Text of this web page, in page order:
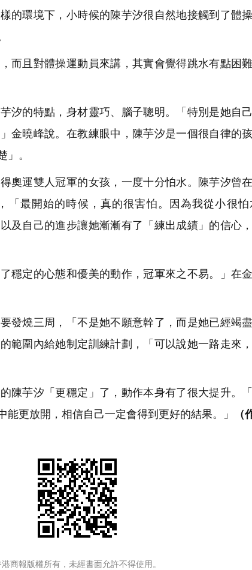
的環境下，小時候的陳芋汐很自然地接觸到了體
而且對體操運動員來講，其實會覺得跳水有點困
汐的特點，身材靈巧、腦子聰明。「特別是她自
金曉峰說。在教練眼中，陳芋汐是一個很自律的
」。
奧運雙人冠軍的女孩，一度十分怕水。陳芋汐曾
「最開始的時候，真的很害怕。因為我從小很
及自己的進步讓她漸漸有了「練出成績」的信心
穩定的心態和優美的動作，冠軍來之不易。」在
發燒三周，「不是她不願意幹了，而是她已經竭
範圍內給她制定訓練計劃，「可以說她一路走來
陳芋汐「更穩定」了，動作本身有了很大提升。
更放開，相信自己一定會得到更好的結果。」
（
港商報版權所有，未經書面允許不得使用。